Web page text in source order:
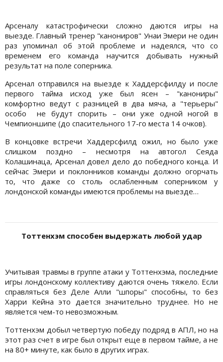
Арсеналу катастрофически сложно даются игры на
выезде. Главный тренер "канониров" Унаи Эмери не один
раз упоминал об этой проблеме и надеялся, что со
временем его команда научится добывать нужный
результат на поле соперника.
Арсенал отправился на выезде к Хаддерсфилду и после
первого тайма исход уже был ясен – "канониры"
комфортно ведут с разницей в два мяча, а "терьеры"
особо не будут спорить – они уже одной ногой в
Чемпионшипе (до спасительного 17-го места 14 очков).
В концовке встречи Хаддерсфилд ожил, но было уже
слишком поздно – несмотря на автогол Сеяда
Колашинаца, Арсенал довел дело до победного конца. И
сейчас Эмери и поклонников команды должно огорчать
то, что даже со столь ослабленным соперником у
лондонской команды имеются проблемы на выезде…
Тоттенхэм способен выдержать любой удар
Учитывая травмы в группе атаки у Тоттенхэма, последние
игры лондонскому коллективу даются очень тяжело. Если
справляться без Деле Алли "шпоры" способны, то без
Харри Кейна это дается значительно труднее. Но не
является чем-то невозможным.
Тоттенхэм добыл четвертую победу подряд в АПЛ, но на
этот раз счет в игре был открыт еще в первом тайме, а не
на 80+ минуте, как было в других играх.